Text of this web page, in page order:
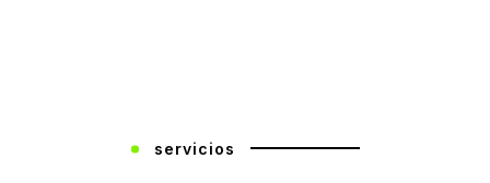
servicios